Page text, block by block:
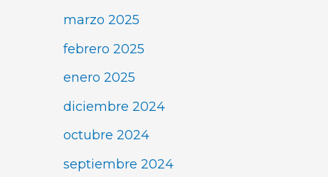
marzo 2025
febrero 2025
enero 2025
diciembre 2024
octubre 2024
septiembre 2024